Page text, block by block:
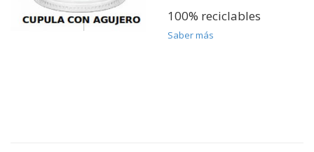
100% reciclables
Saber más